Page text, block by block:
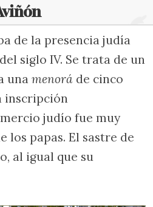
de la presencia judía
siglo IV. Se trata de un
una menorá de cinco
inscripción
judío fue muy
los papas. El sastre de
al igual que su